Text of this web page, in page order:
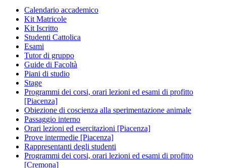
Calendario accademico
Kit Matricole
Kit Iscritto
Studenti Cattolica
Esami
Tutor di gruppo
Guide di Facoltà
Piani di studio
Stage
Programmi dei corsi, orari lezioni ed esami di profitto
[Piacenza]
Obiezione di coscienza alla sperimentazione animale
Passaggio interno
Orari lezioni ed esercitazioni [Piacenza]
Prove intermedie [Piacenza]
Rappresentanti degli studenti
Programmi dei corsi, orari lezioni ed esami di profitto
[Cremona]